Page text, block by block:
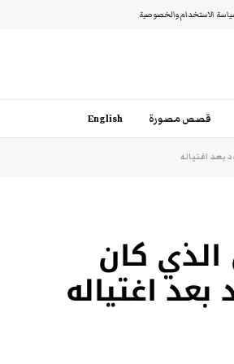
الاستخدام والخصوصية
قصص مصورة English
اغتياله
كان
اغتياله